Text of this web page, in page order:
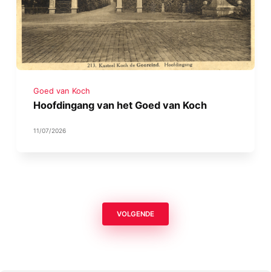
Goed van Koch
Hoofdingang van het Goed van Koch
11/07/2026
VOLGENDE